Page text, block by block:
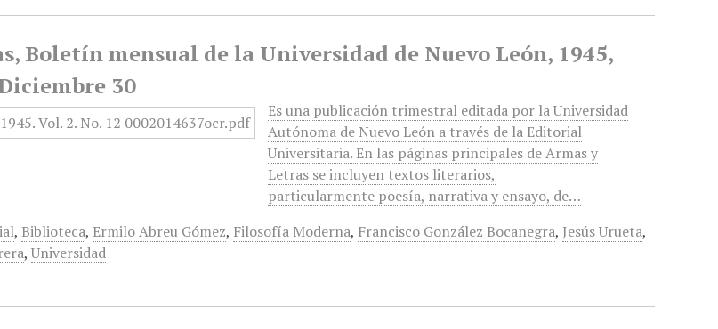
Boletín mensual de la Universidad de Nuevo León, 1945,
30
Es una publicación trimestral editada por la Universidad
Autónoma de Nuevo León a través de la Editorial
Universitaria. En las páginas principales de Armas y
Letras se incluyen textos literarios,
particularmente poesía, narrativa y ensayo, de…
, Biblioteca, Ermilo Abreu Gómez, Filosofía Moderna, Francisco González Bocanegra, Jesús Urueta,
,Universidad